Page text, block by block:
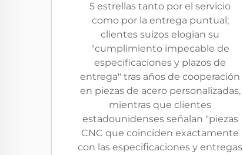
5 estrellas tanto por el servicio
como por la entrega puntual;
clientes suizos elogian su
"cumplimiento impecable de
especificaciones y plazos de
entrega" tras años de cooperación
en piezas de acero personalizadas,
mientras que clientes
estadounidenses señalan "piezas
CNC que coinciden exactamente
con las especificaciones y entregas